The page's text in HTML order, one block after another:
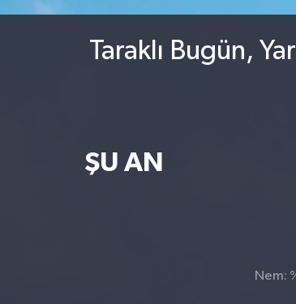
Taraklı Bugün,
ŞU AN
Nem: